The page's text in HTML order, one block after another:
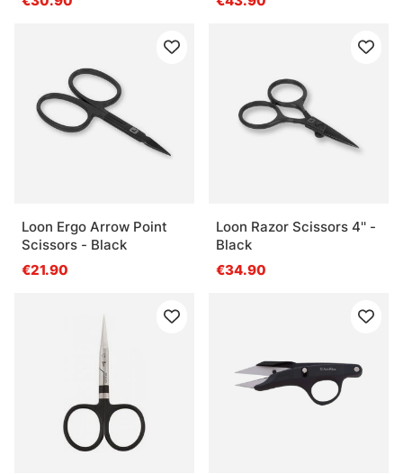
Loon Ergo Arrow Point
Scissors - Black
€21.90
Loon Razor Scissors 4'' -
Black
€34.90